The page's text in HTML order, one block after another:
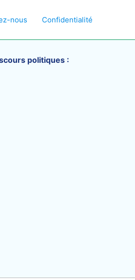
nous Confidentialité
politiques :